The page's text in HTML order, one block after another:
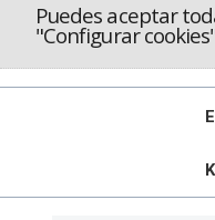
Puedes aceptar
"Configurar